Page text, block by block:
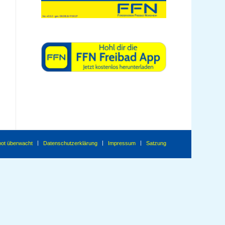
überwacht Datenschutzerklärung Impressum Satzung